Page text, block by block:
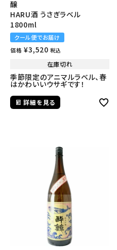
醸
HARU酒 うさぎラベル
1800ml
クール便でお届け
価格 ¥3,520 税込
在庫切れ
季節限定のアニマルラベル、春
はかわいいウサギです！
詳細を見る